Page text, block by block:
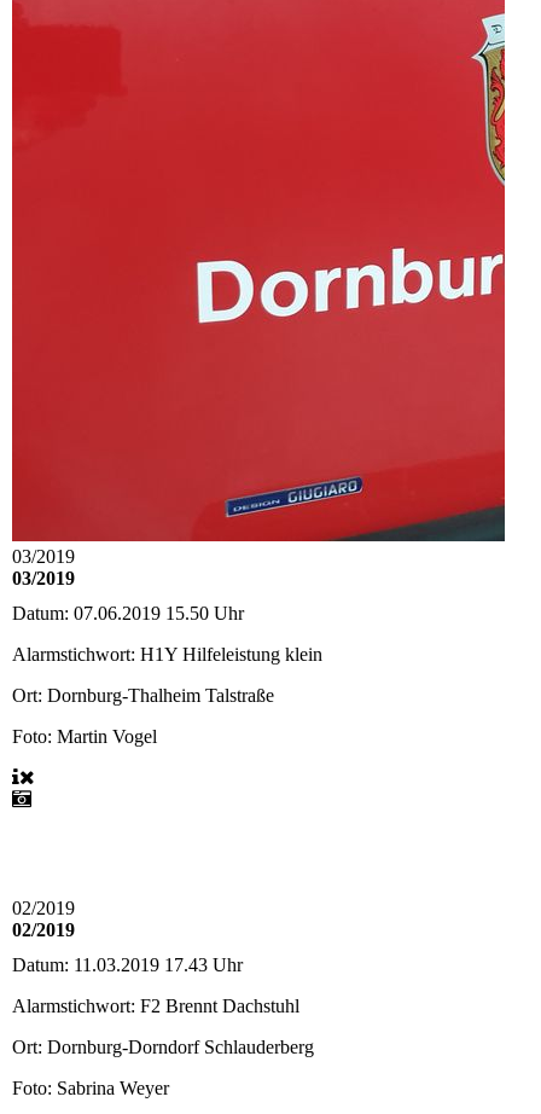
03/2019
03/2019
Datum: 07.06.2019 15.50 Uhr
Alarmstichwort: H1Y Hilfeleistung klein
Ort: Dornburg-Thalheim Talstraße
Foto: Martin Vogel
02/2019
02/2019
Datum: 11.03.2019 17.43 Uhr
Alarmstichwort: F2 Brennt Dachstuhl
Ort: Dornburg-Dorndorf Schlauderberg
Foto: Sabrina Weyer